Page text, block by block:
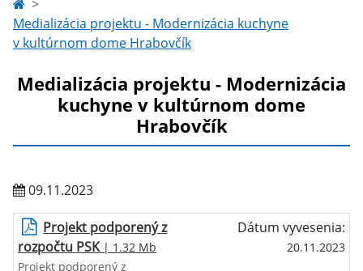
Medializácia projektu - Modernizácia kuchyne
v kultúrnom dome Hrabovčík
Medializácia projektu - Modernizácia
kuchyne v kultúrnom dome
Hrabovčík
09.11.2023
Projekt podporený z
rozpočtu PSK| 1.32 Mb
Dátum vyvesenia:
20.11.2023
Projekt podporený z